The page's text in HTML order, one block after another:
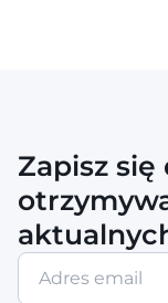
Zapisz
Adres
email